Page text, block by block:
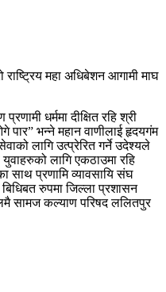
महा अधिबेशन आगामी माघ
धर्ममा दीक्षित रहि श्री
भन्ने महान वाणीलाई हृदयगंम
लागि उत्प्रेरित गर्ने उदेश्यले
लागि एकठाउमा रहि
साथ प्रणामि व्यावसायि संघ
रुपमा जिल्ला प्रशासन
सामज कल्याण परिषद ललितपुर